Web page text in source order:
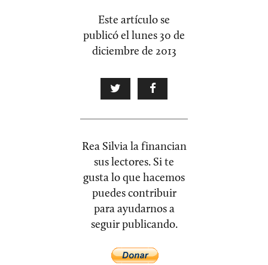
Este artículo se
publicó el lunes 30 de
diciembre de 2013
Rea Silvia la financian
sus lectores. Si te
gusta lo que hacemos
puedes contribuir
para ayudarnos a
seguir publicando.